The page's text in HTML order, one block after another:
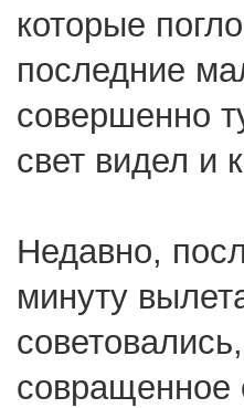
которые
последние
совершенно
свет видел и
Недавно,
минуту
совращенное